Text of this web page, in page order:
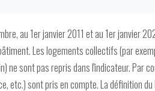
au 1er janvier 2011 et au 1er janvier
Les logements collectifs (par
ne sont pas repris dans l'indicateur. Par
etc.) sont pris en compte. La définition